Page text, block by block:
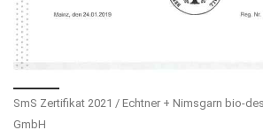
SmS Zertifikat 2021 / Echtner + Nimsgarn bio-
GmbH